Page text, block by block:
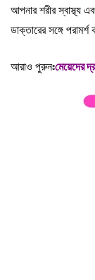
আপনার শরীর স্বাস্থ্য
ডাক্তারের সঙ্গে
আরাও পুরুনঃমেয়েদের